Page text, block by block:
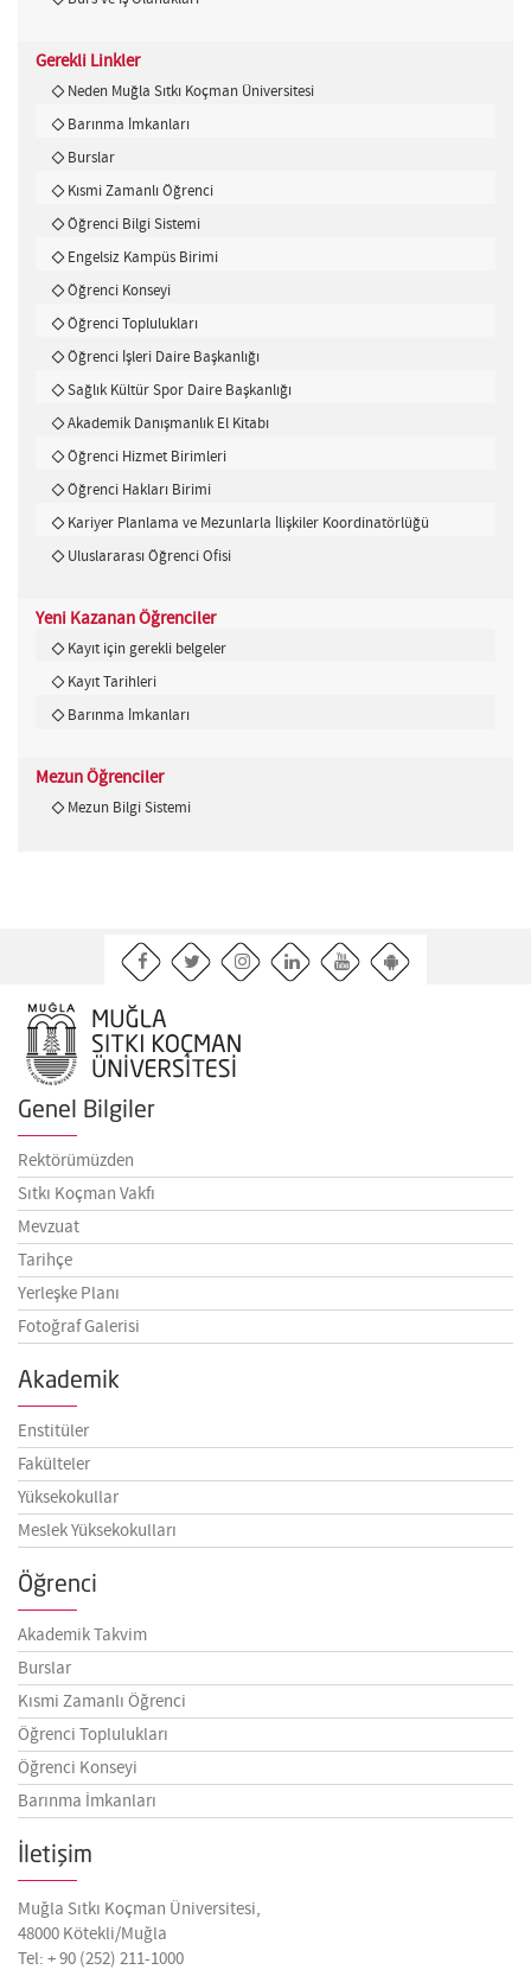
Gerekli Linkler
Neden Muğla Sıtkı Koçman Üniversitesi
Barınma İmkanları
Burslar
Kısmi Zamanlı Öğrenci
Öğrenci Bilgi Sistemi
Engelsiz Kampüs Birimi
Öğrenci Konseyi
Öğrenci Toplulukları
Öğrenci İşleri Daire Başkanlığı
Sağlık Kültür Spor Daire Başkanlığı
Akademik Danışmanlık El Kitabı
Öğrenci Hizmet Birimleri
Öğrenci Hakları Birimi
Kariyer Planlama ve Mezunlarla İlişkiler Koordinatörlüğü
Uluslararası Öğrenci Ofisi
Yeni Kazanan Öğrenciler
Kayıt için gerekli belgeler
Kayıt Tarihleri
Barınma İmkanları
Mezun Öğrenciler
Mezun Bilgi Sistemi
Genel Bilgiler
Rektörümüzden
Sıtkı Koçman Vakfı
Mevzuat
Tarihçe
Yerleşke Planı
Fotoğraf Galerisi
Akademik
Enstitüler
Fakülteler
Yüksekokullar
Meslek Yüksekokulları
Öğrenci
Akademik Takvim
Burslar
Kısmi Zamanlı Öğrenci
Öğrenci Toplulukları
Öğrenci Konseyi
Barınma İmkanları
İletişim
Muğla Sıtkı Koçman Üniversitesi,
48000 Kötekli/Muğla
Tel: + 90 (252) 211-1000